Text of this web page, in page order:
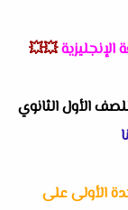
الإنجليزية💥💥
الأول الثانوي
الأولى على